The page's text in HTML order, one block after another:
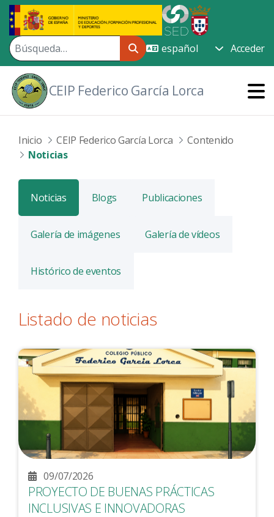
Saltar al contenido principal
Acceder
CEIP Federico García Lorca
Inicio CEIP Federico García Lorca
Contenido
Noticias
Noticias Blogs Publicaciones
Galería de imágenes Galería de vídeos
Histórico de eventos
Listado de noticias
09/07/2026
PROYECTO DE BUENAS PRÁCTICAS
INCLUSIVAS E INNOVADORAS